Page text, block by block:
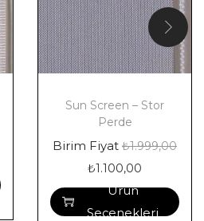
Sun Screen – Stor
Perde
Birim Fiyat ₺1.999,00
₺1.100,00
Ürün
Seçenekleri